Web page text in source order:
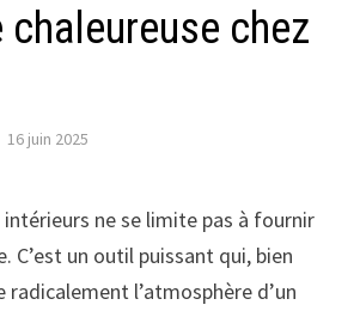
chaleureuse chez
16 juin 2025
intérieurs ne se limite pas à fournir
C’est un outil puissant qui, bien
l’atmosphère d’un